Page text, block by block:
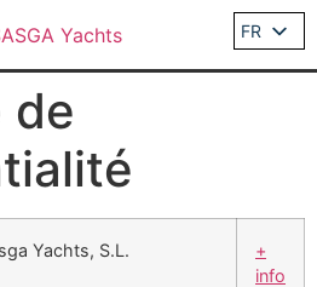
FR
ES
de
Yachts, S.L.
+
info